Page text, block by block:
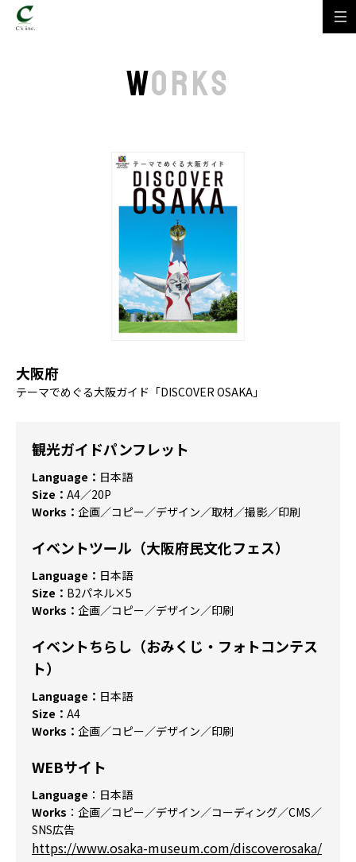
WORKS
大阪府
テーマでめぐる大阪ガイド「DISCOVER OSAKA」
観光ガイドパンフレット
Language： 日本語
Size： A4／20P
Works： 企画／コピー／デザイン／取材／撮影／印刷
イベントツール（大阪府民文化フェス）
Language： 日本語
Size： B2パネル×5
Works： 企画／コピー／デザイン／印刷
イベントちらし（おみくじ・フォトコンテス
ト）
Language： 日本語
Size： A4
Works： 企画／コピー／デザイン／印刷
WEBサイト
Language ：日本語
Works ：企画／コピー／デザイン／コーディング／CMS／
SNS広告
https://www.osaka-museum.com/discoverosaka/